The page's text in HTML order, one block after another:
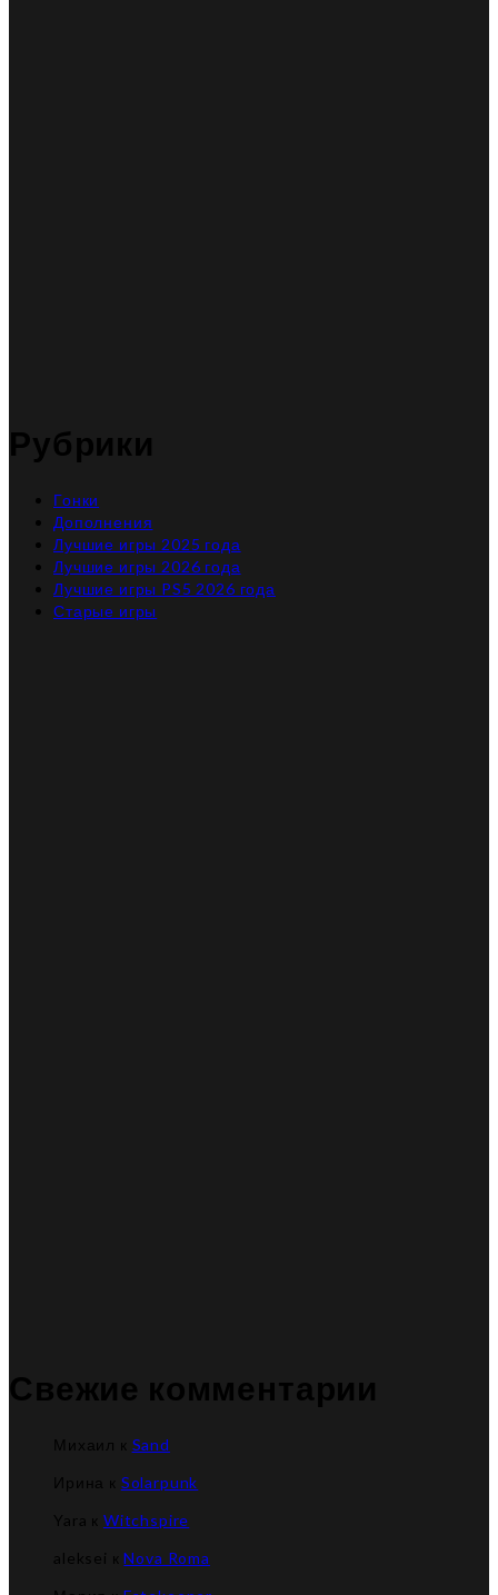
Рубрики
Гонки
Дополнения
Лучшие игры 2025 года
Лучшие игры 2026 года
Лучшие игры PS5 2026 года
Старые игры
Свежие комментарии
Михаил к Sand
Ирина к Solarpunk
Yara к Witchspire
aleksei кNova Roma